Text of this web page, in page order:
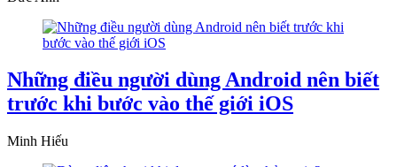
Những điều người dùng Android nên biết
trước khi bước vào thế giới iOS
Minh Hiếu